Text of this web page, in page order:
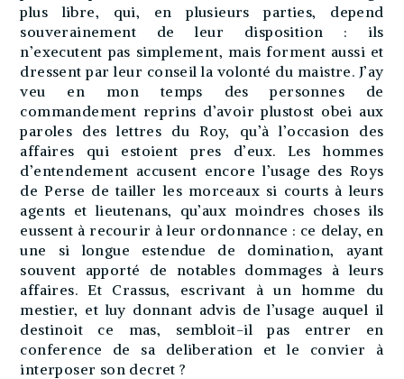
plus libre, qui, en plusieurs parties, depend
souverainement de leur disposition : ils
n’executent pas simplement, mais forment aussi et
dressent par leur conseil la volonté du maistre. J’ay
veu en mon temps des personnes de
commandement reprins d’avoir plustost obei aux
paroles des lettres du Roy, qu’à l’occasion des
affaires qui estoient pres d’eux. Les hommes
d’entendement accusent encore l’usage des Roys
de Perse de tailler les morceaux si courts à leurs
agents et lieutenans, qu’aux moindres choses ils
eussent à recourir à leur ordonnance : ce delay, en
une si longue estendue de domination, ayant
souvent apporté de notables dommages à leurs
affaires. Et Crassus, escrivant à un homme du
mestier, et luy donnant advis de l’usage auquel il
destinoit ce mas, sembloit-il pas entrer en
conference de sa deliberation et le convier à
interposer son decret ?